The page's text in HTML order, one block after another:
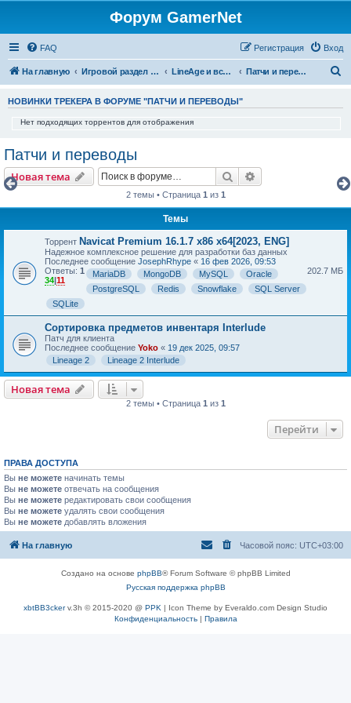
Форум GamerNet
FAQ Вход
Регистрация
На главную Игровой раздел - Готовые игры и игровые разработки LineAge и все что с ней связано Патчи и переводы
и
НОВИНКИ ТРЕКЕРА В ФОРУМЕ "ПАТЧИ И ПЕРЕВОДЫ"
Нет подходящих торрентов для отображения
Патчи и переводы
Новая тема Поиск Расширенный
2 темы • Страница 1 из 1
Темы
Торрент Navicat Premium 16.1.7 x86 x64[2023, ENG]
Надежное комплексное решение для разработки баз данных
Последнее сообщение JosephRhype « 16 фев 2026, 09:53
Ответы: 1
34|11
202.7 МБ
MariaDB MongoDB MySQL
Oracle
PostgreSQL
Redis Snowflake
SQL Server
SQLite
Сортировка предметов инвентаря Interlude
Патч для клиента
Последнее сообщение Yoko « 19 дек 2025, 09:57
Lineage 2
Lineage 2 Interlude
Новая тема
2 темы • Страница 1 из 1
Перейти
ПРАВА ДОСТУПА
Вы не можете начинать темы
Вы не можете отвечать на сообщения
Вы не можете редактировать свои сообщения
Вы не можете удалять свои сообщения
Вы не можете добавлять вложения
На главную Часовой пояс: UTC+03:00
Создано на основе phpBB® Forum Software © phpBB Limited
Русская поддержка phpBB
xbtBB3ckerv.3h © 2015-2020 @ PPK | Icon Theme by Everaldo.com Design Studio
Конфиденциальность| Правила